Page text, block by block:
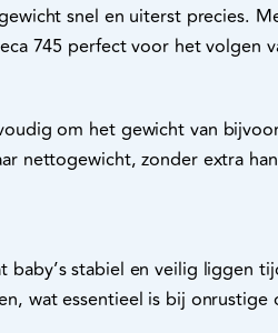
snel en uiterst precies.
745 perfect voor het volgen
om het gewicht van
nettogewicht, zonder extra
stabiel en veilig liggen
wat essentieel is bij onrustige